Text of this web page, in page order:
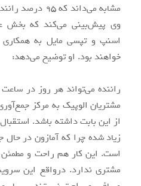
مشابه می‌داند
وی پیش‌بینی می‌کند که بخش
اسنپ و تپسی مایل به
خواهند بود. او توضیح می‌دهد:
راننده می‌تواند هر روز در
مشتریان الوپیک به مرکز
از این بابت داشته باشد.
زیاد شده چرا که آمازون در حال
است. این کار هم راحت و مطمئن
مشتری ندارد. درواقع این